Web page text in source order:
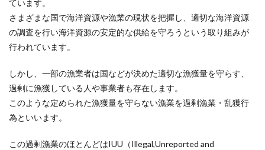
ています。
さまざまな国で海洋資源や漁業の現状を把握し、適切な海洋資源
の調査を行い海洋資源の安定的な供給を守ろうという取り組みが
行われています。
しかし、一部の漁業者は国などが決めた適切な漁獲量を守らす、
過剰に漁獲している人や事業者も存在します。
このような定められた漁獲量を守らない漁業を過剰漁業・乱獲行
為といいます。
この過剰漁業のほとんどはIUU（Illegal,Unreported and